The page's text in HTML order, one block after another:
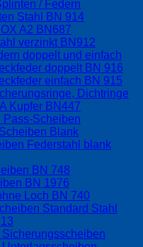
/ Federn
Stahl BN 914
A2 BN687
verzinkt BN912
doppelt und einfach
doppelt BN 916
einfach BN 915
Dichtringe
Kupfer BN447
Pass-Scheiben
Blank
Federstahl blank
BN 748
BN 1976
Loch BN 740
Standard Stahl